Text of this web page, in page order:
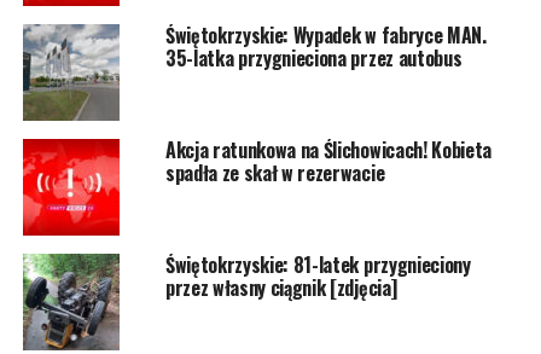
Świętokrzyskie: Wypadek w fabryce MAN.
35-latka przygnieciona przez autobus
Akcja ratunkowa na Ślichowicach! Kobieta
spadła ze skał w rezerwacie
Świętokrzyskie: 81-latek przygnieciony
przez własny ciągnik [zdjęcia]